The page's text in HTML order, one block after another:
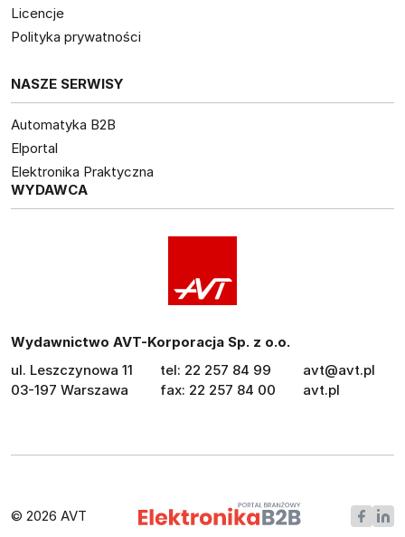
Licencje
Polityka prywatności
NASZE SERWISY
Automatyka B2B
Elportal
Elektronika Praktyczna
WYDAWCA
Wydawnictwo AVT-Korporacja Sp. z o.o.
ul. Leszczynowa 11
03-197 Warszawa
tel: 22 257 84 99
fax: 22 257 84 00
avt@avt.pl
avt.pl
© 2026 AVT